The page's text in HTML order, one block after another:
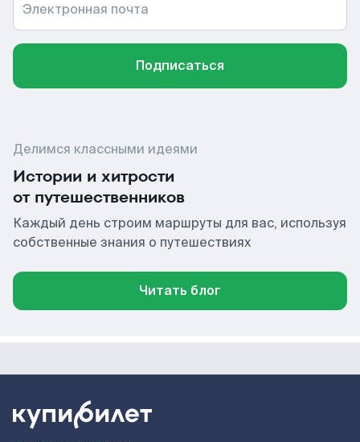
Электронная почта
Подписаться
Делимся классными идеями
Истории и хитрости
от путешественников
Каждый день строим маршруты для вас, используя
собственные знания о путешествиях
Читать блог